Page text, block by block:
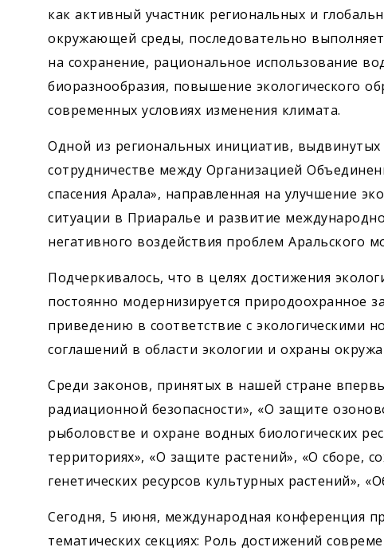
как активный участник региональных и
окружающей среды, последовательно
на сохранение, рациональное использование
биоразнообразия, повышение экологического
современных условиях изменения климата.
Одной из региональных инициатив,
сотрудничестве между Организацией
спасения Арала», направленная на улучшение
ситуации в Приаралье и развитие
негативного воздействия проблем Аральского
Подчеркивалось, что в целях достижения
постоянно модернизируется природоохранное
приведению в соответствие с экологическими
соглашений в области экологии и охраны
Среди законов, принятых в нашей стране
радиационной безопасности», «О защите
рыболовстве и охране водных биологических
территориях», «О защите растений», «О сборе,
генетических ресурсов культурных растений»,
Сегодня, 5 июня, международная конференция
тематических секциях: Роль достижений